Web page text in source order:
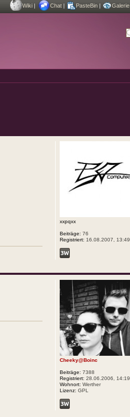
Wiki | Chat | PasteBin | Galerie
xxpqxx
Beiträge: 76
Registriert: 16.08.2007, 13:49
Cheeky@Boinc
Beiträge: 7388
Registriert: 28.06.2006, 14:19
Wohnort: Werther
Lizenz: GPL